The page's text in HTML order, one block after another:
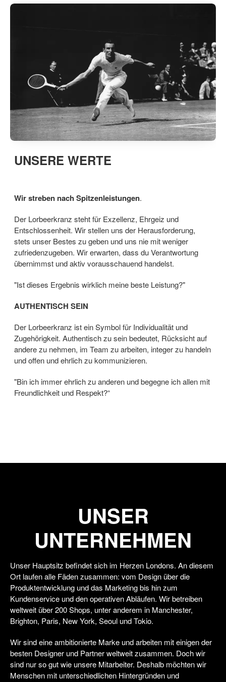
UNSERE WERTE
Wir streben nach Spitzenleistungen.
Der Lorbeerkranz steht für Exzellenz, Ehrgeiz und
Entschlossenheit. Wir stellen uns der Herausforderung,
stets unser Bestes zu geben und uns nie mit weniger
zufriedenzugeben. Wir erwarten, dass du Verantwortung
übernimmst und aktiv vorausschauend handelst.
"Ist dieses Ergebnis wirklich meine beste Leistung?"
AUTHENTISCH SEIN
Der Lorbeerkranz ist ein Symbol für Individualität und
Zugehörigkeit. Authentisch zu sein bedeutet, Rücksicht auf
andere zu nehmen, im Team zu arbeiten, integer zu handeln
und offen und ehrlich zu kommunizieren.
"Bin ich immer ehrlich zu anderen und begegne ich allen mit
Freundlichkeit und Respekt?“
UNSER
UNTERNEHMEN
Unser Hauptsitz befindet sich im Herzen Londons. An diesem
Ort laufen alle Fäden zusammen: vom Design über die
Produktentwicklung und das Marketing bis hin zum
Kundenservice und den operativen Abläufen. Wir betreiben
weltweit über 200 Shops, unter anderem in Manchester,
Brighton, Paris, New York, Seoul und Tokio.
Wir sind eine ambitionierte Marke und arbeiten mit einigen der
besten Designer und Partner weltweit zusammen. Doch wir
sind nur so gut wie unsere Mitarbeiter. Deshalb möchten wir
Menschen mit unterschiedlichen Hintergründen und